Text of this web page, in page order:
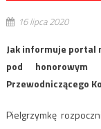
16 lipca 2020
Jak informuje portal
pod honorowym
Przewodniczącego
Pielgrzymkę